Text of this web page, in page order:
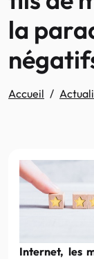
la
Accueil
Internet, les